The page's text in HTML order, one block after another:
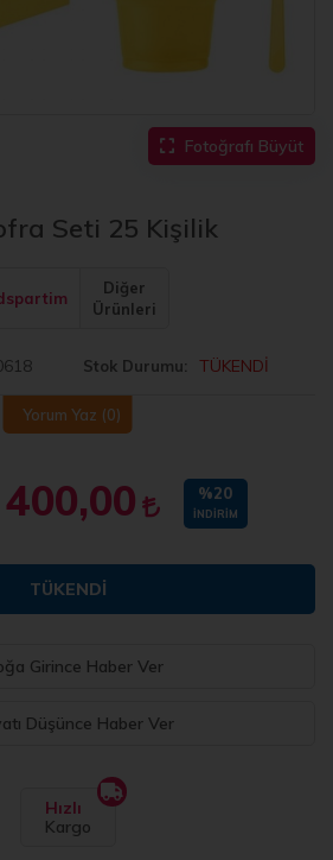
Fotoğrafı Büyüt
Seti 25 Kişilik
Diğer
Ürünleri
Stok Durumu TÜKENDİ
Yorum Yaz (0)
400,00 %20
İNDIRIM
TÜKENDI
Girince Haber Ver
Düşünce Haber Ver
Hızlı
Kargo